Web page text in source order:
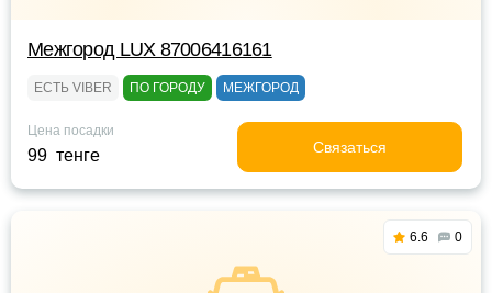
Межгород LUX 87006416161
ЕСТЬ VIBER ПО ГОРОДУ МЕЖГОРОД
Цена посадки
99 тенге Связаться
6.6 0